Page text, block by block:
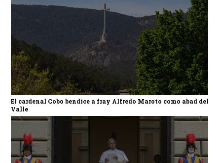
El cardenal Cobo bendice a fray Alfredo Maroto como abad del
Valle